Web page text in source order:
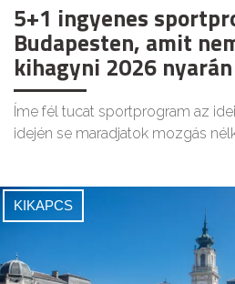
5+1 ingyenes
Budapesten, amit
kihagyni 2026 nyarán
Íme fél tucat sportprogram az
idején se maradjatok mozgás
KIKAPCS